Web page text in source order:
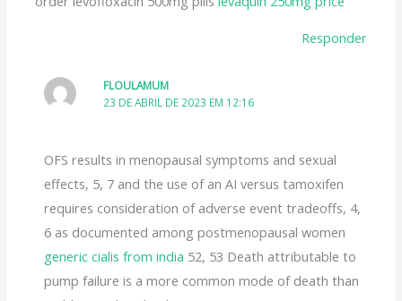
Responder
FLOULAMUM
23 DE ABRIL DE 2023 EM 12:16
OFS results in menopausal symptoms and sexual
effects, 5, 7 and the use of an AI versus tamoxifen
requires consideration of adverse event tradeoffs, 4,
6 as documented among postmenopausal women
generic cialis from india 52, 53 Death attributable to
pump failure is a more common mode of death than